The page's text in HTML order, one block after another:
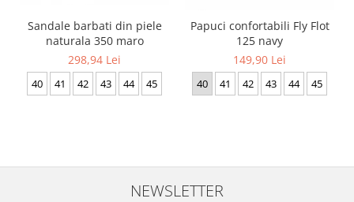
Sandale barbati din piele
naturala 350 maro
298,94 Lei
40 41 42 43 44 45
Papuci confortabili Fly Flot
125 navy
149,90 Lei
40 41 42 43 44 45
NEWSLETTER